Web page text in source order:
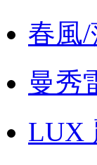
春風
曼秀
LUX